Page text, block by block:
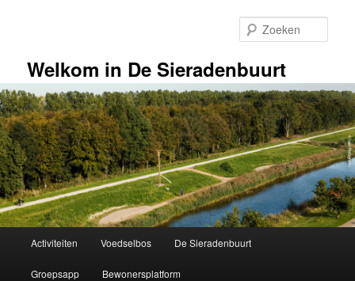
inhoudWelkom in De Sieradenbuurt
Activiteiten Voedselbos De Sieradenbuurt
Groepsapp Bewonersplatform